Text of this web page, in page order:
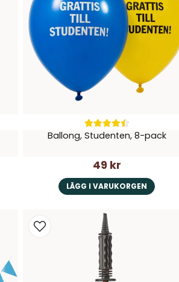
Ballong, Studenten, 8-pack
49 kr
LÄGG I VARUKORGEN